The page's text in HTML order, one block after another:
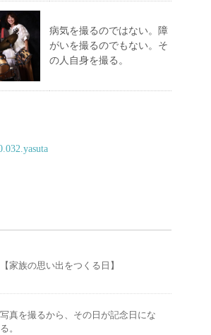
病気を撮るのではない。障
がいを撮るのでもない。そ
の人自身を撮る。
【家族の思い出をつくる日】
写真を撮るから、その日が記念日にな
る。